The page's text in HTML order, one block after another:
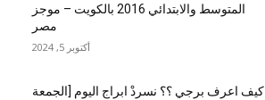
المتوسط والابتدائي 2016 بالكويت – موجز
مصر
أكتوبر 5, 2024
كيف اعرف برجي ؟؟ نسردْ ابراج اليوم [الجمعة